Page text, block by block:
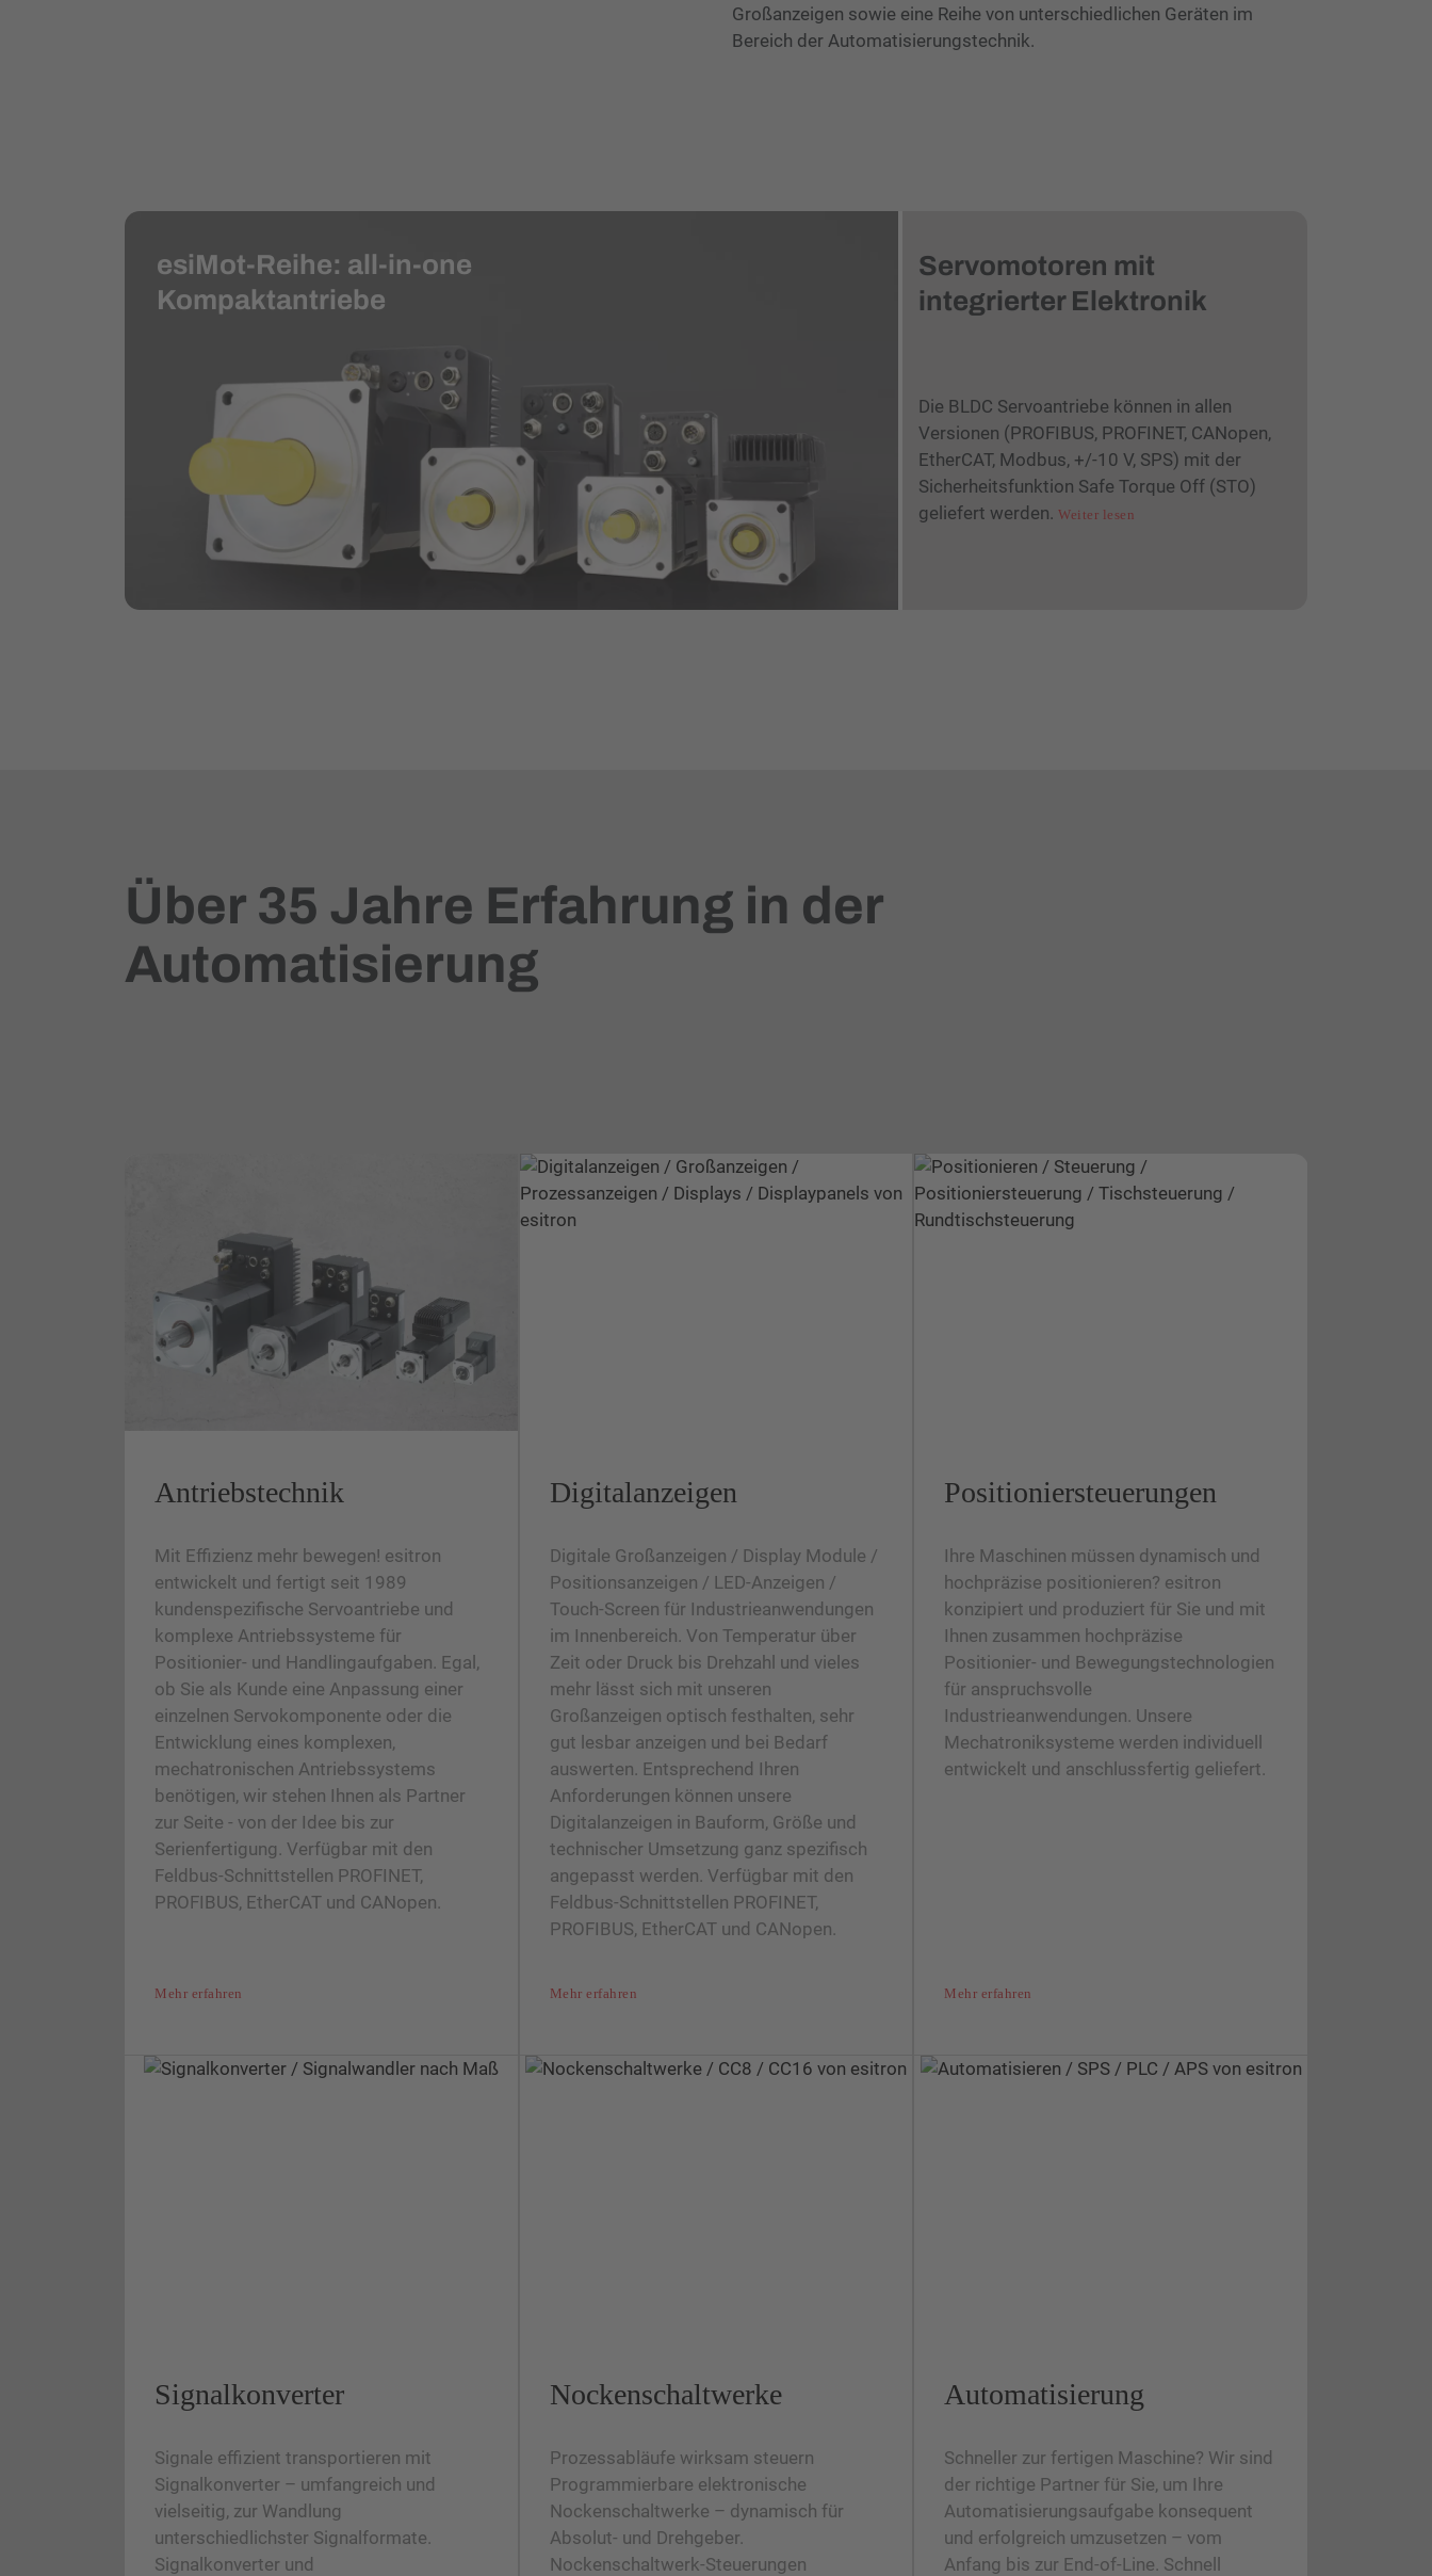
Großanzeigen sowie eine Reihe von unterschiedlichen Geräten im
Bereich der Automatisierungstechnik.
esiMot-Reihe: all-in-one
Kompaktantriebe
Servomotoren mit
integrierter Elektronik
Die BLDC Servoantriebe können in allen
Versionen (PROFIBUS, PROFINET, CANopen,
EtherCAT, Modbus, +/-10 V, SPS) mit der
Sicherheitsfunktion Safe Torque Off (STO)
geliefert werden. Weiter lesen
Über 35 Jahre Erfahrung in der
Automatisierung
Antriebstechnik
Mit Effizienz mehr bewegen! esitron
entwickelt und fertigt seit 1989
kundenspezifische Servoantriebe und
komplexe Antriebssysteme für
Positionier- und Handlingaufgaben. Egal,
ob Sie als Kunde eine Anpassung einer
einzelnen Servokomponente oder die
Entwicklung eines komplexen,
mechatronischen Antriebssystems
benötigen, wir stehen Ihnen als Partner
zur Seite - von der Idee bis zur
Serienfertigung. Verfügbar mit den
Feldbus-Schnittstellen PROFINET,
PROFIBUS, EtherCAT und CANopen.
Mehr erfahren
Digitalanzeigen
Digitale Großanzeigen / Display Module /
Positionsanzeigen / LED-Anzeigen /
Touch-Screen für Industrieanwendungen
im Innenbereich. Von Temperatur über
Zeit oder Druck bis Drehzahl und vieles
mehr lässt sich mit unseren
Großanzeigen optisch festhalten, sehr
gut lesbar anzeigen und bei Bedarf
auswerten. Entsprechend Ihren
Anforderungen können unsere
Digitalanzeigen in Bauform, Größe und
technischer Umsetzung ganz spezifisch
angepasst werden. Verfügbar mit den
Feldbus-Schnittstellen PROFINET,
PROFIBUS, EtherCAT und CANopen.
Mehr erfahren
Positionier­steuerungen
Ihre Maschinen müssen dynamisch und
hochpräzise positionieren? esitron
konzipiert und produziert für Sie und mit
Ihnen zusammen hochpräzise
Positionier- und Bewegungstechnologien
für anspruchsvolle
Industrieanwendungen. Unsere
Mechatroniksysteme werden individuell
entwickelt und anschlussfertig geliefert.
Mehr erfahren
Signalkonverter
Signale effizient transportieren mit
Signalkonverter – umfangreich und
vielseitig, zur Wandlung
unterschiedlichster Signalformate.
Signalkonverter und
Nockenschaltwerke
Prozessabläufe wirksam steuern
Programmierbare elektronische
Nockenschaltwerke – dynamisch für
Absolut- und Drehgeber.
Nockenschaltwerk-Steuerungen
Automatisierung
Schneller zur fertigen Maschine? Wir sind
der richtige Partner für Sie, um Ihre
Automatisierungsaufgabe konsequent
und erfolgreich umzusetzen – vom
Anfang bis zur End-of-Line. Schnell